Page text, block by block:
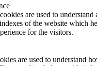
are used to understand
of the website which
for the visitors.
are used to understand